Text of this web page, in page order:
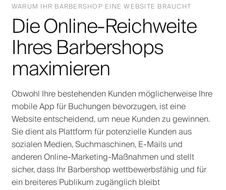
WARUM IHR BARBERSHOP EINE WEBSITE BRAUCHT
Die Online-Reichweite
Ihres Barbershops
maximieren
Obwohl Ihre bestehenden Kunden möglicherweise Ihre
mobile App für Buchungen bevorzugen, ist eine
Website entscheidend, um neue Kunden zu gewinnen.
Sie dient als Plattform für potenzielle Kunden aus
sozialen Medien, Suchmaschinen, E-Mails und
anderen Online-Marketing-Maßnahmen und stellt
sicher, dass Ihr Barbershop wettbewerbsfähig und für
ein breiteres Publikum zugänglich bleibt